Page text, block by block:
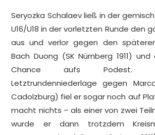
Seryozka Schalaev ließ in der
U16/U18 in der vorletzten Runde den
aus und verlor gegen den
Bach Duong (SK Nürnberg 1911)
Chance aufs Podest.
Letztrundenniederlage gegen
Cadolzburg) fiel er sogar noch auf
macht nichts – als einer von zwei
wurde er dann trotzdem